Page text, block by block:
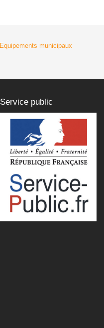
Equipements municipaux
Service public